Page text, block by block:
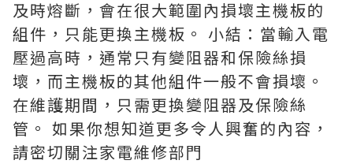
及時熔斷，會在很大範圍內損壞主機板的
組件，只能更換主機板。 小結：當輸入電
壓過高時，通常只有變阻器和保險絲損
壞，而主機板的其他組件一般不會損壞。
在維護期間，只需更換變阻器及保險絲
管。 如果你想知道更多令人興奮的內容，
請密切關注家電維修部門